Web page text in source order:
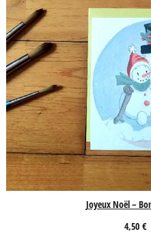
Joyeux Noël –
4,50 €